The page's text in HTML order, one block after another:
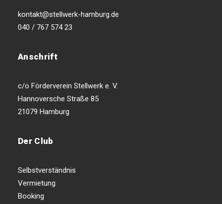
kontakt@stellwerk-hamburg.de
040 / 767 574 23
Anschrift
c/o Förderverein Stellwerk e. V.
Hannoversche Straße 85
21079 Hamburg
Der Club
Selbstverständnis
Vermietung
Booking